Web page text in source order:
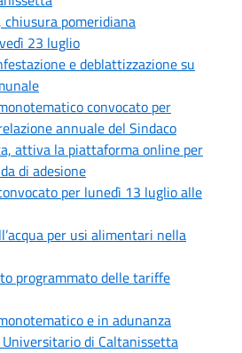
chiusura pomeridiana
23 luglio
e deblattizzazione su
convocato per
annuale del Sindaco
attiva la piattaforma online per
di adesione
per lunedì 13 luglio alle
per usi alimentari nella
programmato delle tariffe
e in adunanza
di Caltanissetta